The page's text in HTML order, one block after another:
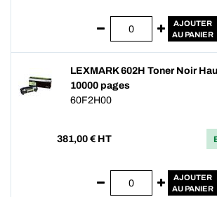
AJOUTER
AU PANIER
LEXMARK 602H Toner Noir
10000 pages
60F2H00
381,00 € HT
AJOUTER
AU PANIER